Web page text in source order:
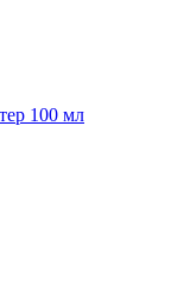
100 мл